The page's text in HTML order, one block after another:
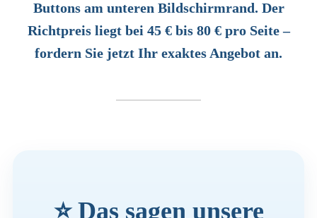
Buttons am unteren Bildschirmrand. Der
Richtpreis liegt bei 45 € bis 80 € pro Seite –
fordern Sie jetzt Ihr exaktes Angebot an.
⭐ Das sagen unsere